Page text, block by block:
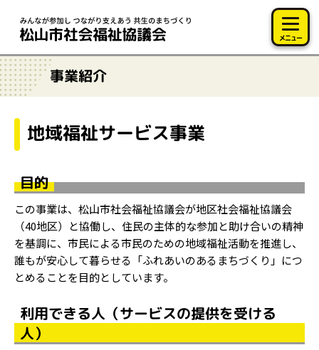
メニュー
事業紹介
地域福祉サービス事業
目的
この事業は、松山市社会福祉協議会が地区社会福祉協議会
（40地区）と協働し、住民の主体的な参加と助け合いの精神
を基調に、市民による市民のための地域福祉活動を推進し、
誰もが安心して暮らせる「ふれあいのあるまちづくり」につ
とめることを目的としています。
利用できる人（サービスの提供を受ける
人）